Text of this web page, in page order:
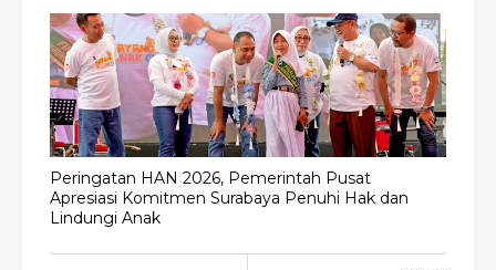
Peringatan HAN 2026, Pemerintah Pusat
Apresiasi Komitmen Surabaya Penuhi Hak dan
Lindungi Anak